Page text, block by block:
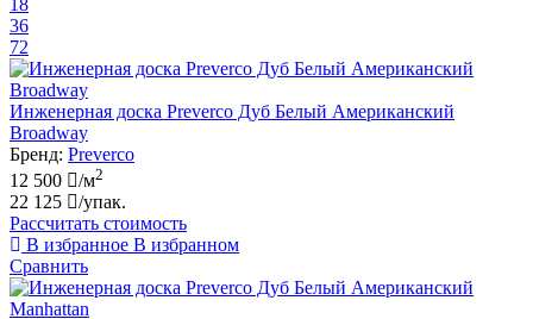
36
72
Инженерная доска Preverco Дуб Белый Американский
Broadway
Бренд: Preverco
12 500
/м2
22 125
/упак.
Рассчитать стоимость
В избранное В избранном
Сравнить